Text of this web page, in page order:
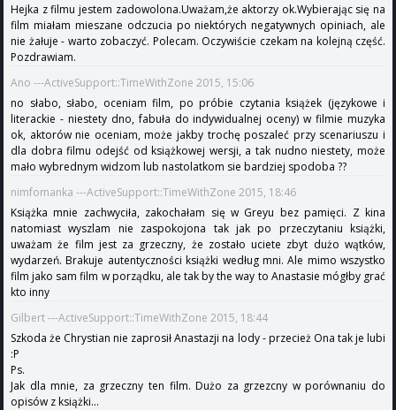
Hejka z filmu jestem zadowolona.Uważam,że aktorzy ok.Wybierając się na
film miałam mieszane odczucia po niektórych negatywnych opiniach, ale
nie żałuje - warto zobaczyć. Polecam. Oczywiście czekam na kolejną część.
Pozdrawiam.
Ano ---ActiveSupport::TimeWithZone 2015, 15:06
no słabo, słabo, oceniam film, po próbie czytania książek (językowe i
literackie - niestety dno, fabuła do indywidualnej oceny) w filmie muzyka
ok, aktorów nie oceniam, może jakby trochę poszaleć przy scenariuszu i
dla dobra filmu odejść od książkowej wersji, a tak nudno niestety, może
mało wybrednym widzom lub nastolatkom sie bardziej spodoba ??
nimfomanka ---ActiveSupport::TimeWithZone 2015, 18:46
Książka mnie zachwyciła, zakochałam się w Greyu bez pamięci. Z kina
natomiast wyszlam nie zaspokojona tak jak po przeczytaniu książki,
uważam że film jest za grzeczny, że zostało uciete zbyt dużo wątków,
wydarzeń. Brakuje autentyczności książki według mni. Ale mimo wszystko
film jako sam film w porządku, ale tak by the way to Anastasie mógłby grać
kto inny
Gilbert ---ActiveSupport::TimeWithZone 2015, 18:44
Szkoda że Chrystian nie zaprosił Anastazji na lody - przecież Ona tak je lubi
:P
Ps.
Jak dla mnie, za grzeczny ten film. Dużo za grzezcny w porównaniu do
opisów z książki...